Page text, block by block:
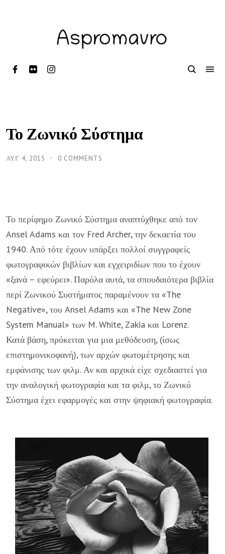
Το Ζωνικό Σύστημα
ΑΥΓ 4, 2015 0 COMMENTS
Το περίφημο Ζωνικό Σύστημα αναπτύχθηκε από τον
Ansel Adams και τον Fred Archer, την δεκαετία του
1940. Από τότε έχουν υπάρξει πολλοί συγγραφείς
φωτογραφικών βιβλίων και εγχειριδίων που το έχουν
«ξανά – εφεύρει». Παρόλα αυτά, τα σπουδαιότερα βιβλία
περί Ζωνικού Συστήματος παραμένουν τα «The
Negative», του Ansel Adams και «The New Zone
System Manual» των M. White, Zakia και Lorenz.
Κατά βάση, πρόκειται για μια μεθόδευση, (ίσως
επιστημονικοφανή), των αρχών φωτομέτρησης και
εμφάνισης των φιλμ. Αν και αρχικά είχε σχεδιαστεί για
την αναλογική φωτογραφία και τα φιλμ, το Ζωνικό
Σύστημα έχει εφαρμογές και στην ψηφιακή φωτογραφία.